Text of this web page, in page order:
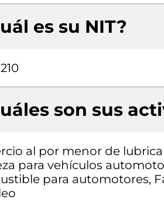
es su NIT?
son sus
al por menor de
para vehículos
para automotores,